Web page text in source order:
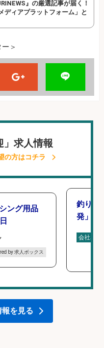
』の厳選記事が届く！
ディアプラットフォーム」と
＞
」求人情報
の方はコチラ
ング用品
by 求人ボックス
釣り好
発」/
会社名
を見る